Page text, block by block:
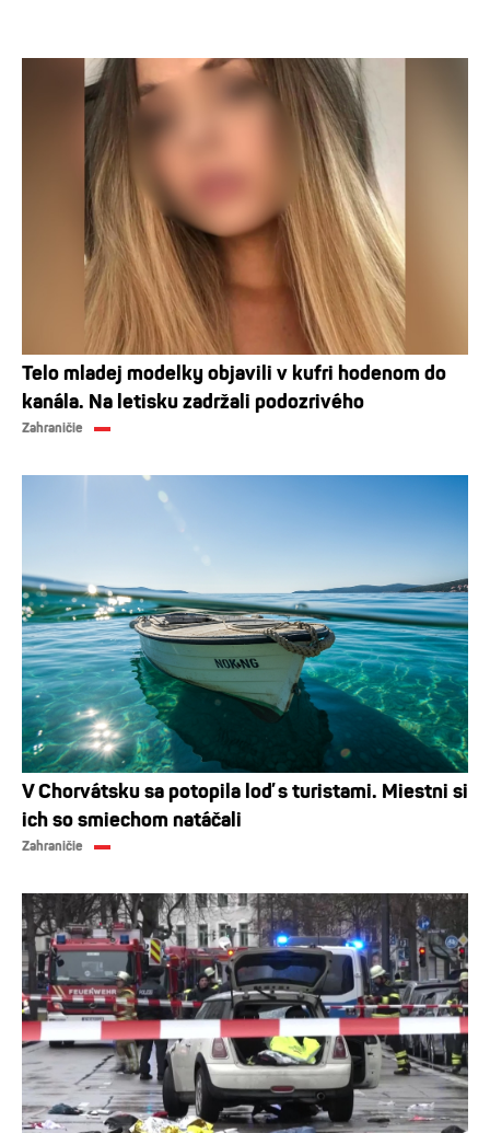
Telo mladej modelky objavili v kufri hodenom do
kanála. Na letisku zadržali podozrivého
Zahraničie
V Chorvátsku sa potopila loď s turistami. Miestni si
ich so smiechom natáčali
Zahraničie